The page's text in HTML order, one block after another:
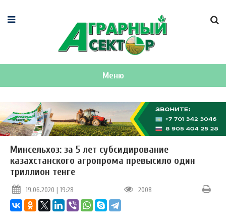
Меню
Минсельхоз: за 5 лет субсидирование
казахстанского агропрома превысило один
триллион тенге
19.06.2020 | 19:28 2008